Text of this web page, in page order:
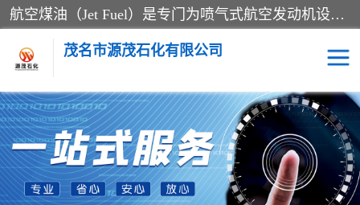
航空煤油（Jet Fuel）是专门为喷气式航空发动机设计的高纯度燃料，主要分为Jet A、Jet A-1和Jet B等类型。其特点是闪点高、低温流动性好，并添加了抗静电剂和抗氧化剂以确保飞行安全。航空煤油需
茂名市源茂石化有限公司
RP3航空煤油 D20+D30溶剂油
D40+D60溶剂油 D80+D100溶剂油